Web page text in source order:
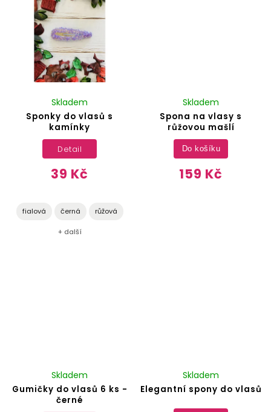
Sponky do vlasů s
kamínky
Skladem
39 Kč
Detail
fialová černá růžová
+ další
Spona na vlasy s
růžovou mašlí
Skladem
159 Kč
Do košíku
Gumičky do vlasů 6 ks -
černé
Skladem
Elegantní spony do vlasů
Skladem